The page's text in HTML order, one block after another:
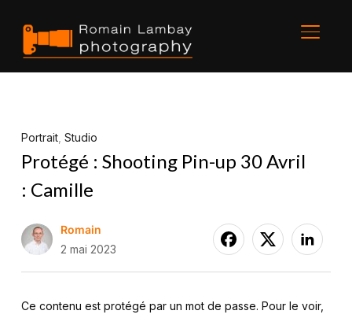
Portrait, Studio
Protégé : Shooting Pin-up 30 Avril
: Camille
Romain
2 mai 2023
Ce contenu est protégé par un mot de passe. Pour le voir,